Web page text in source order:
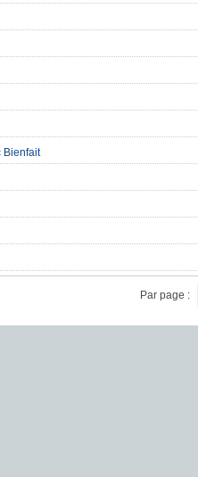
Bienfait
Par page :